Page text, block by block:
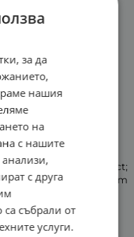
укрепва и
Leaf Extract;
Glycerin; Sodium
Linum Usitatissimum
Seed Extract; Olea
Parfum; Aqua;
за да
нашия
на
с нашите
с друга
са събрали от
услуги.